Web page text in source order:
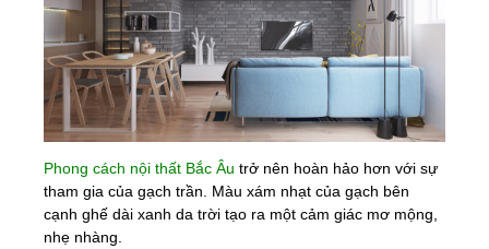
Phong cách nội thất Bắc Âu trở nên hoàn hảo hơn với sự
tham gia của gạch trần. Màu xám nhạt của gạch bên
cạnh ghế dài xanh da trời tạo ra một cảm giác mơ mộng,
nhẹ nhàng.